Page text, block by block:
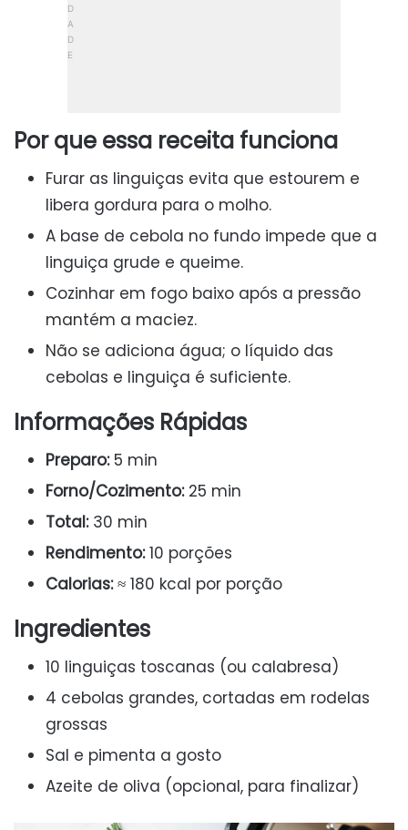
Por que essa receita funciona
Furar as linguiças evita que estourem e
libera gordura para o molho.
A base de cebola no fundo impede que a
linguiça grude e queime.
Cozinhar em fogo baixo após a pressão
mantém a maciez.
Não se adiciona água; o líquido das
cebolas e linguiça é suficiente.
Informações Rápidas
Preparo:5 min
Forno/Cozimento:25 min
Total:30 min
Rendimento:10 porções
Calorias:≈ 180 kcal por porção
Ingredientes
10 linguiças toscanas (ou calabresa)
4 cebolas grandes, cortadas em rodelas
grossas
Sal e pimenta a gosto
Azeite de oliva (opcional, para finalizar)